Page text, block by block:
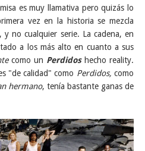
es muy llamativa pero quizás lo
vez en la historia se mezcla
no cualquier serie. La cadena, en
a los más alto en cuanto a sus
como un Perdidoshecho reality.
"de calidad" como Perdidos, como
hermano, tenía bastante ganas de